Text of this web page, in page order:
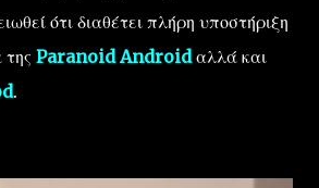
ότι διαθέτει πλήρη υποστήριξη
Paranoid Androidαλλά και
.